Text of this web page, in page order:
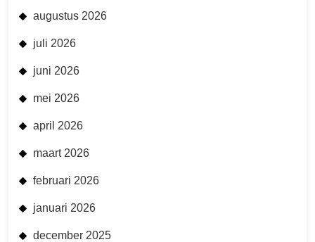
augustus 2026
juli 2026
juni 2026
mei 2026
april 2026
maart 2026
februari 2026
januari 2026
december 2025